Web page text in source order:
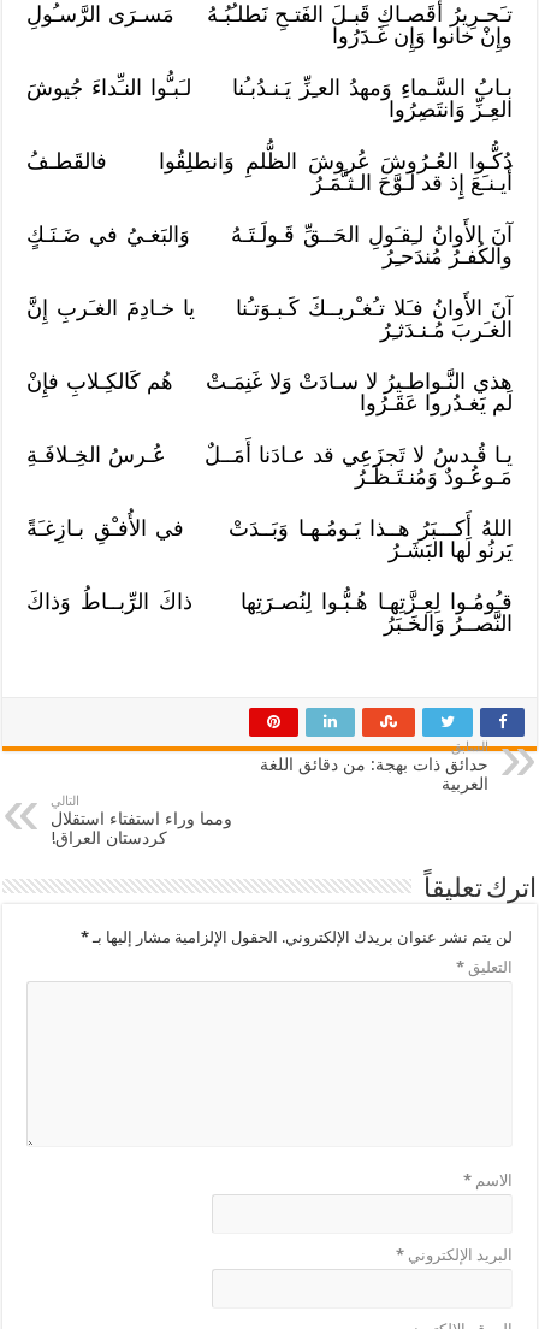
تـَحـرِيرُ أقَصـاكِ قَبـلَ الفَتـحِ نَطلـُبُـهُ مَسـرَى الرَّسـُولِ
وإِنْ خانوا وَإِن غَـدَرُوا
بـابُ السَّـماءِ وَمهدُ العـِزِّ يَـنـدُبـُنا لـَبـُّوا النـِّداءَ جُيوشَ
العِـزِّ وَانتَصِرُوا
دُكُّـوا العُـرُوشَ عُروشَ الظُّلمِ وَانطلِقُوا فالقَطـفُ
أَيـنـَعَ إِذ قد لَـوَّحَ الـثـَّمَـرُ
آنَ الأَوانُ لـِقـَولِ الحَــقِّ قَـولَـتَـهُ وَالبَغـيُ في ضَـنَـكٍ
والكُفـرُ مُندَحـِرُ
آنَ الأَوانُ فـَلا تـُغـْريــكَ كَـبـوَتـُنا يا خـادِمَ الغـَربِ إِنَّ
الغـَربَ مُـنـدَثـِرُ
هذي النَّـواطـيرُ لا سـادَتْ وَلا غَنِمَـتْ هُم كَالكِـلابِ فإِنْ
لَم يَغـدُروا عَقَـرُوا
يـا قُـدسُ لا تَجزَعِي قد عـادَنا أَمَــلٌ عُـرسُ الخِـلافَـةِ
مَـوعُـودٌ وَمُنـتَـظَـرُ
اللهُ أَكـــبَرُ هــذا يَـومُـهـا وَبَــدَتْ في الأُفـْقِ بـازِغـَةً
يَرنُو لَها البَشَـرُ
قـُومُـوا لِعِـزَّتِهـا هُـبُّـوا لِنُصـرَتِها ذاكَ الرِّبــاطُ وَذاكَ
النَّصــرُ وَالخَـبَرُ
السابق
حدائق ذات بهجة: من دقائق اللغة
العربية
التالي
ومما وراء استفتاء استقلال
كردستان العراق!
اترك تعليقاً
لن يتم نشر عنوان بريدك الإلكتروني. الحقول الإلزامية مشار إليها بـ*
التعليق*
الاسم*
البريد الإلكتروني*